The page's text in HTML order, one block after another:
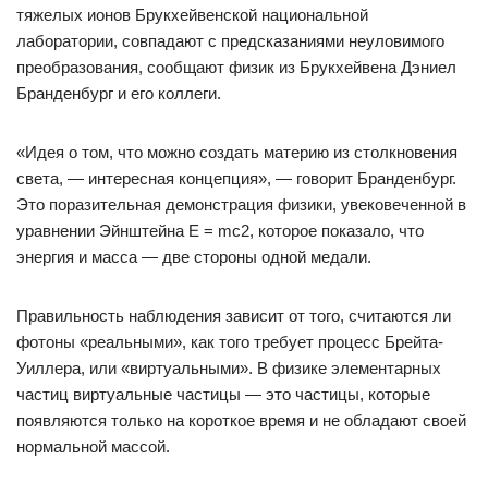
тяжелых ионов Брукхейвенской национальной
лаборатории, совпадают с предсказаниями неуловимого
преобразования, сообщают физик из Брукхейвена Дэниел
Бранденбург и его коллеги.
«Идея о том, что можно создать материю из столкновения
света, — интересная концепция», — говорит Бранденбург.
Это поразительная демонстрация физики, увековеченной в
уравнении Эйнштейна E = mc2, которое показало, что
энергия и масса — две стороны одной медали.
Правильность наблюдения зависит от того, считаются ли
фотоны «реальными», как того требует процесс Брейта-
Уиллера, или «виртуальными». В физике элементарных
частиц виртуальные частицы — это частицы, которые
появляются только на короткое время и не обладают своей
нормальной массой.